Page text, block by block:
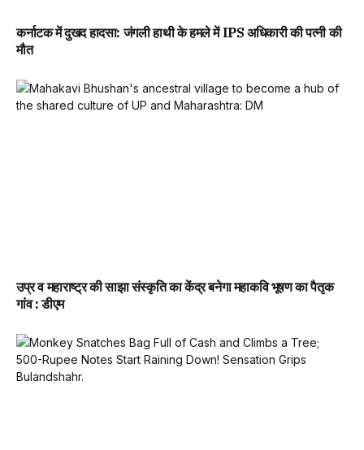
कर्नाटक में दुखद हादसा: जंगली हाथी के हमले में IPS अधिकारी की पत्नी की
मौत
उप्र व महाराष्ट्र की साझा संस्कृति का केंद्र बनेगा महाकवि भूषण का पैतृक
गांव : डीएम